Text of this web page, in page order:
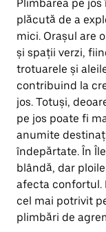
Plimbarea pe
plăcută de a
mici. Orașul are
și spații verzi,
trotuarele și
contribuind la
jos. Totuși,
pe jos poate fi
anumite
îndepărtate. În
blândă, dar
afecta confortul.
cel mai potrivit
plimbări de